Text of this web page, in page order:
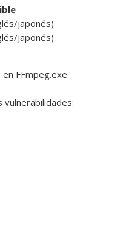
japonés)
japonés)
FFmpeg.exe
vulnerabilidades: